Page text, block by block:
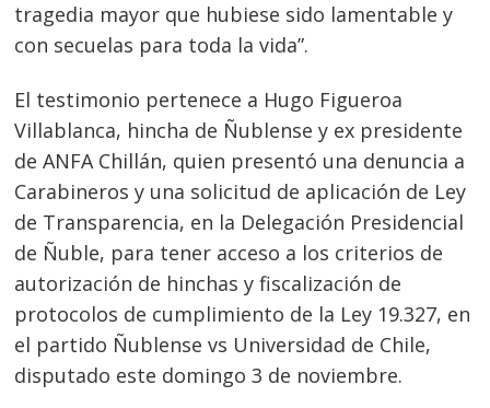
tragedia mayor que hubiese sido lamentable y
con secuelas para toda la vida”.
El testimonio pertenece a Hugo Figueroa
Villablanca, hincha de Ñublense y ex presidente
de ANFA Chillán, quien presentó una denuncia a
Carabineros y una solicitud de aplicación de Ley
de Transparencia, en la Delegación Presidencial
de Ñuble, para tener acceso a los criterios de
autorización de hinchas y fiscalización de
protocolos de cumplimiento de la Ley 19.327, en
el partido Ñublense vs Universidad de Chile,
disputado este domingo 3 de noviembre.